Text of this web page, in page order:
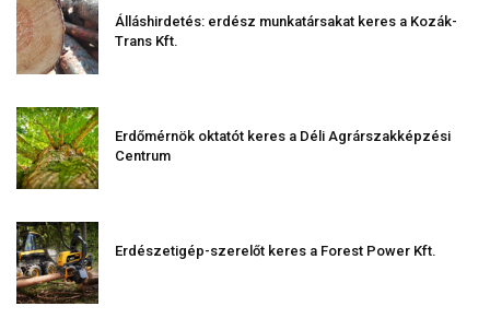
Álláshirdetés: erdész munkatársakat keres a Kozák-
Trans Kft.
Erdőmérnök oktatót keres a Déli Agrárszakképzési
Centrum
Erdészetigép-szerelőt keres a Forest Power Kft.